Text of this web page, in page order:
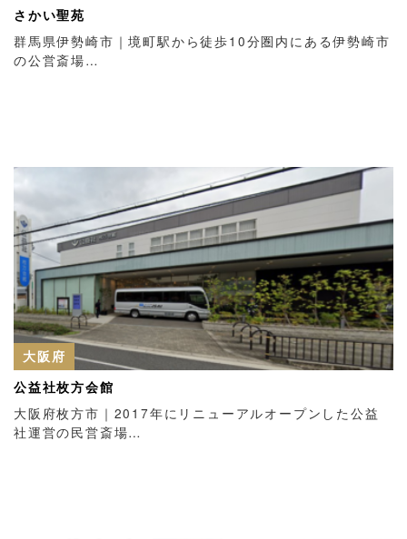
さかい聖苑
群馬県伊勢崎市｜境町駅から徒歩10分圏内にある伊勢崎市
の公営斎場…
大阪府
公益社枚方会館
大阪府枚方市｜2017年にリニューアルオープンした公益
社運営の民営斎場…